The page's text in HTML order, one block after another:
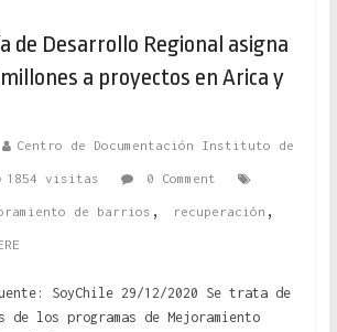
de Desarrollo Regional asigna
a proyectos en Arica y
Centro de Documentación Instituto de
1854 visitas 0 Comment
de barrios , recuperación ,
SoyChile 29/12/2020 Se trata de
de los programas de Mejoramiento